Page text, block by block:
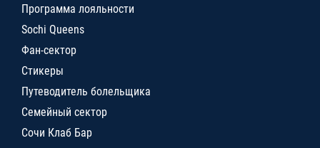
Программа лояльности
Sochi Queens
Фан-сектор
Стикеры
Путеводитель болельщика
Семейный сектор
Сочи Клаб Бар